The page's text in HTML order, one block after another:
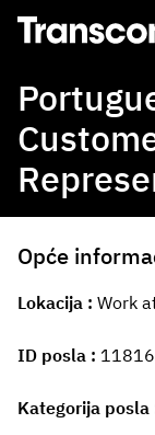
Opće
Lokacija Work
ID posla 11816
Kategorija posla